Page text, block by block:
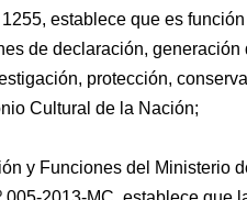
establece que es función
de declaración, generación
protección,
Cultural de la Nación;
y Funciones del Ministerio